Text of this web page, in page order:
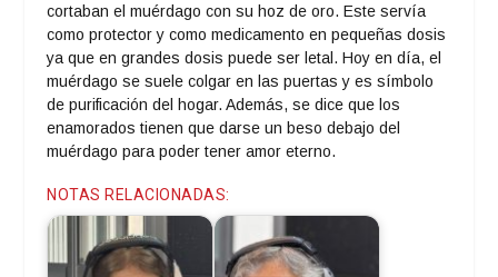
cortaban el muérdago con su hoz de oro. Este servía
como protector y como medicamento en pequeñas dosis
ya que en grandes dosis puede ser letal. Hoy en día, el
muérdago se suele colgar en las puertas y es símbolo
de purificación del hogar. Además, se dice que los
enamorados tienen que darse un beso debajo del
muérdago para poder tener amor eterno.
NOTAS RELACIONADAS: